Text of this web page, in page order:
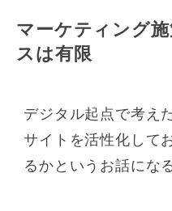
マーケティング
スは有限
デジタル起点で考え
サイトを活性化して
るかというお話にな